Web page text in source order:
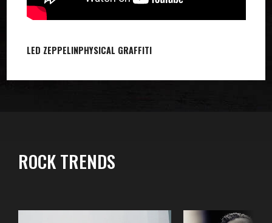
LED ZEPPELINPHYSICAL GRAFFITI
ROCK TRENDS